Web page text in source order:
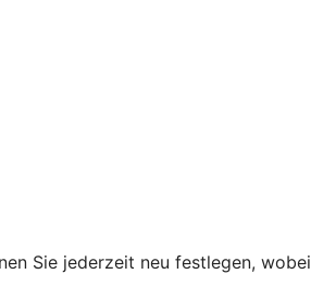
Sie jederzeit neu festlegen, wobei